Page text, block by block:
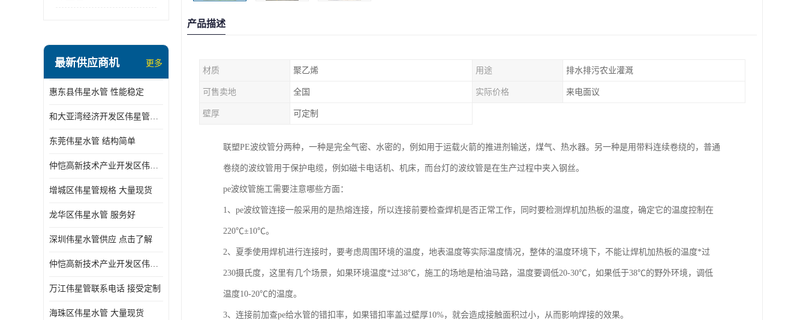
最新供应商机 更多
惠东县伟星水管 性能稳定
和大亚湾经济开发区伟星管批发
东莞伟星水管 结构简单
仲恺高新技术产业开发区伟星管型号 技术成熟
增城区伟星管规格 大量现货
龙华区伟星水管 服务好
深圳伟星水管供应 点击了解
仲恺高新技术产业开发区伟星水管 大量现货
万江伟星管联系电话 接受定制
海珠区伟星水管 大量现货
产品描述
材质 聚乙烯 用途 排水排污农业灌溉
可售卖地 全国 实际价格 来电面议
壁厚 可定制
联塑PE波纹管分两种，一种是完全气密、水密的，例如用于运载火箭的推进剂输送，煤气、热水器。另一种是用带料连续卷绕的，普通
卷绕的波纹管用于保护电缆，例如磁卡电话机、机床，而台灯的波纹管是在生产过程中夹入钢丝。
pe波纹管施工需要注意哪些方面：
1、pe波纹管连接一般采用的是热熔连接，所以连接前要检查焊机是否正常工作，同时要检测焊机加热板的温度，确定它的温度控制在
220℃±10℃。
2、夏季使用焊机进行连接时，要考虑周围环境的温度，地表温度等实际温度情况，整体的温度环境下，不能让焊机加热板的温度*过
230摄氏度，这里有几个场景，如果环境温度*过38℃，施工的场地是柏油马路，温度要调低20-30℃，如果低于38℃的野外环境，调低
温度10-20℃的温度。
3、连接前加查pe给水管的错扣率，如果错扣率盖过壁厚10%，就会造成接触面积过小，从而影响焊接的效果。